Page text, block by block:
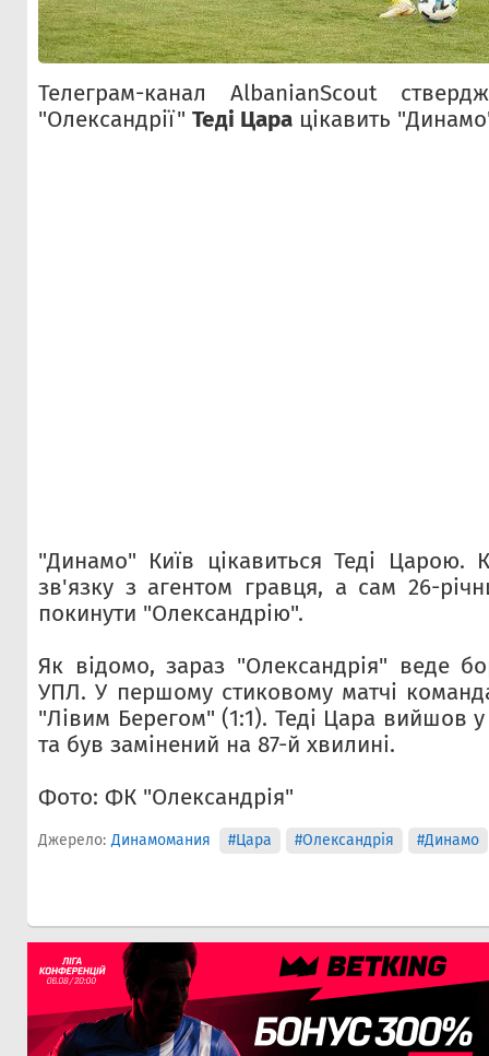
Телеграм-канал AlbanianScout
"Олександрії" Теді Цара цікавить
"Динамо" Київ цікавиться Теді Царою.
зв'язку з агентом гравця, а сам 26-
покинути "Олександрію".
Як відомо, зараз "Олександрія" веде
УПЛ. У першому стиковому матчі
"Лівим Берегом" (1:1). Теді Цара вийшов у
та був замінений на 87-й хвилині.
Фото: ФК "Олександрiя"
Джерело: Динамомания #Цара #Олександрія #Динамо